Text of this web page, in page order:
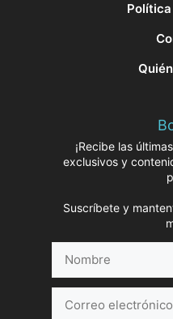
¡Recibe las
exclusivos y
Suscríbete y
electrónico